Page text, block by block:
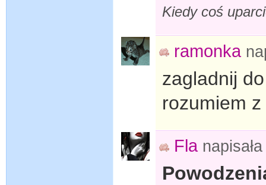
Kiedy coś
ramonka
zagladnij
rozumiem
Fla